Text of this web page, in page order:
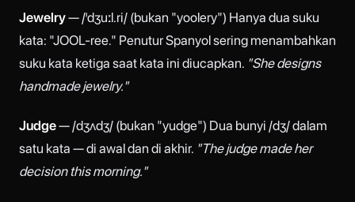
Jewelry— /ˈdʒuːl.ri/ (bukan "yoolery") Hanya dua suku
kata: "JOOL-ree." Penutur Spanyol sering menambahkan
suku kata ketiga saat kata ini diucapkan. "She designs
handmade jewelry."
Judge— /dʒʌdʒ/ (bukan "yudge") Dua bunyi /dʒ/ dalam
satu kata — di awal dan di akhir. "The judge made her
decision this morning."